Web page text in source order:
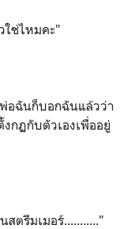
ใช่ไหมคะ"
อฉันก็บอกฉันแล้วว่า
กฏกับตัวเองเพื่ออยู่
ตรีมเมอร์..........."